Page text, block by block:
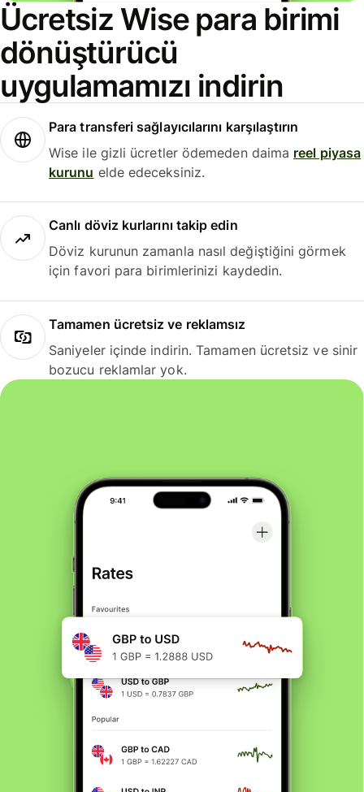
Ücretsiz Wise para birimi
dönüştürücü
uygulamamızı indirin
Para transferi sağlayıcılarını karşılaştırın
Wise ile gizli ücretler ödemeden daima reel piyasa
kurunu elde edeceksiniz.
Canlı döviz kurlarını takip edin
Döviz kurunun zamanla nasıl değiştiğini görmek
için favori para birimlerinizi kaydedin.
Tamamen ücretsiz ve reklamsız
Saniyeler içinde indirin. Tamamen ücretsiz ve sinir
bozucu reklamlar yok.